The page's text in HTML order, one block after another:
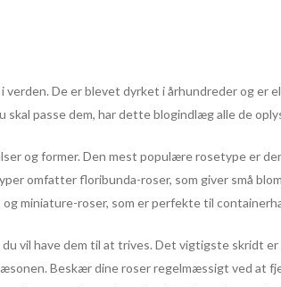
De er blevet dyrket i århundreder og
passe dem, har dette blogindlæg alle de
og former. Den mest populære rosetype er
omfatter floribunda-roser, som giver små
miniature-roser, som er perfekte til
vil have dem til at trives. Det vigtigste skridt
Beskær dine roser regelmæssigt ved at